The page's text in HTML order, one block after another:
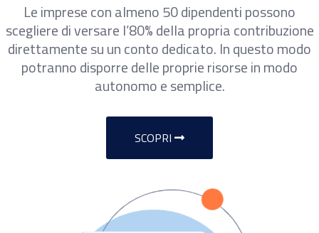
Le imprese con almeno 50 dipendenti possono
scegliere di versare l’80% della propria contribuzione
direttamente su un conto dedicato. In questo modo
potranno disporre delle proprie risorse in modo
autonomo e semplice.
SCOPRI